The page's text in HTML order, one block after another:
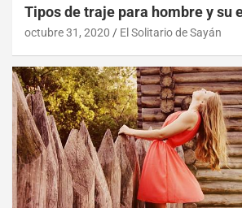
Tipos de traje para hombre y su
octubre 31, 2020 El Solitario de Sayán